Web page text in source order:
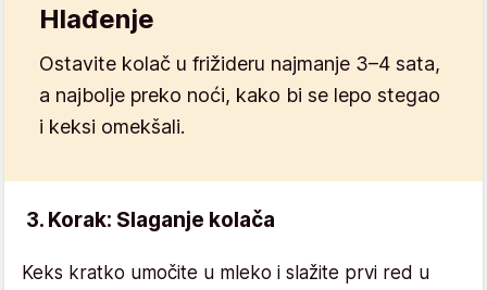
Hlađenje
Ostavite kolač u frižideru najmanje 3–4 sata,
a najbolje preko noći, kako bi se lepo stegao
i keksi omekšali.
3. Korak: Slaganje kolača
Keks kratko umočite u mleko i slažite prvi red u